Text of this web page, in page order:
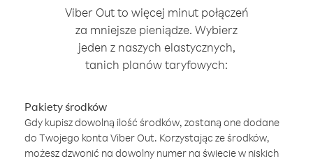
Viber Out to więcej minut połączeń
za mniejsze pieniądze. Wybierz
jeden z naszych elastycznych,
tanich planów taryfowych:
Pakiety środków
Gdy kupisz dowolną ilość środków, zostaną one dodane
do Twojego konta Viber Out. Korzystając ze środków,
możesz dzwonić na dowolny numer na świecie w niskich